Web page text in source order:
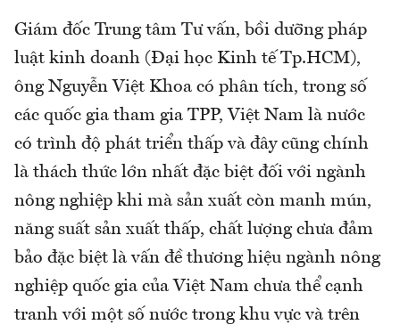
Giám đốc Trung tâm Tư vấn, bồi dưỡng pháp
luật kinh doanh (Đại học Kinh tế Tp.HCM),
ông Nguyễn Việt Khoa có phân tích, trong số
các quốc gia tham gia TPP, Việt Nam là nước
có trình độ phát triển thấp và đây cũng chính
là thách thức lớn nhất đặc biệt đối với ngành
nông nghiệp khi mà sản xuất còn manh mún,
năng suất sản xuất thấp, chất lượng chưa đảm
bảo đặc biệt là vấn đề thương hiệu ngành nông
nghiệp quốc gia của Việt Nam chưa thể cạnh
tranh với một số nước trong khu vực và trên